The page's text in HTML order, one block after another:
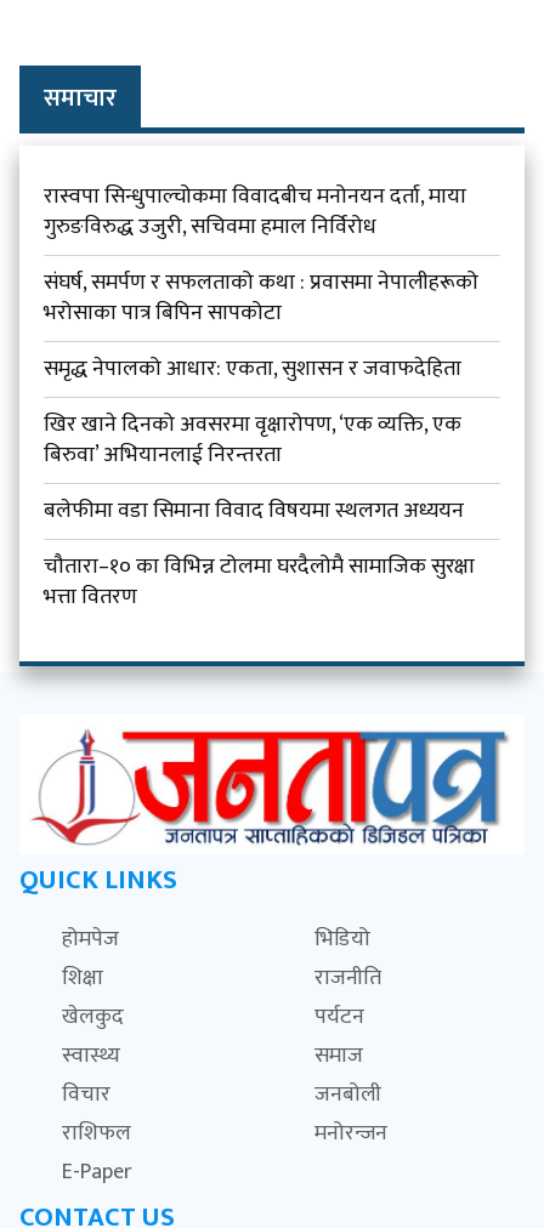
समाचार
रास्वपा सिन्धुपाल्चोकमा विवादबीच मनोनयन दर्ता, माया
गुरुङविरुद्ध उजुरी, सचिवमा हमाल निर्विरोध
संघर्ष, समर्पण र सफलताको कथा : प्रवासमा नेपालीहरूको
भरोसाका पात्र बिपिन सापकोटा
समृद्ध नेपालको आधार: एकता, सुशासन र जवाफदेहिता
खिर खाने दिनको अवसरमा वृक्षारोपण, ‘एक व्यक्ति, एक
बिरुवा’ अभियानलाई निरन्तरता
बलेफीमा वडा सिमाना विवाद विषयमा स्थलगत अध्ययन
चौतारा–१० का विभिन्न टोलमा घरदैलोमै सामाजिक सुरक्षा
भत्ता वितरण
QUICK LINKS
होमपेज
भिडियो
शिक्षा
राजनीति
खेलकुद
पर्यटन
स्वास्थ्य
समाज
विचार
जनबोली
राशिफल
मनोरन्जन
E-Paper
CONTACT US